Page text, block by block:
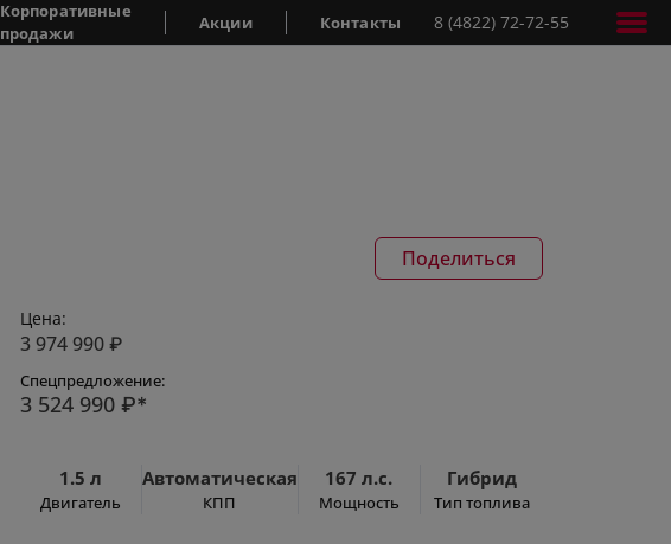
Корпоративные
продажи
Акции Контакты 8 (4822) 72-72-55
Поделиться
Цена:
3 974 990 ₽
Спецпредложение:
3 524 990 ₽*
1.5 л
Двигатель
Автоматическая
КПП
167 л.с.
Мощность
Гибрид
Тип топлива